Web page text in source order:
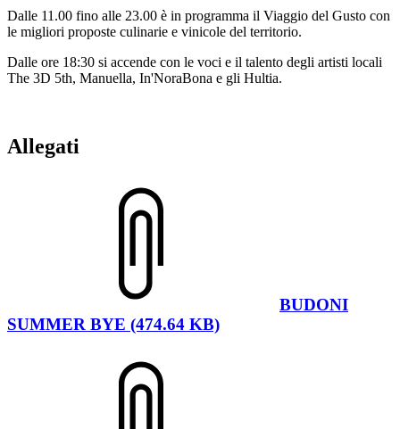
Dalle 11.00 fino alle 23.00 è in programma il Viaggio del Gusto con
le migliori proposte culinarie e vinicole del territorio.
Dalle ore 18:30 si accende con le voci e il talento degli artisti locali
The 3D 5th, Manuella, In'NoraBona e gli Hultia.
Allegati
BUDONI
SUMMER BYE (474.64 KB)